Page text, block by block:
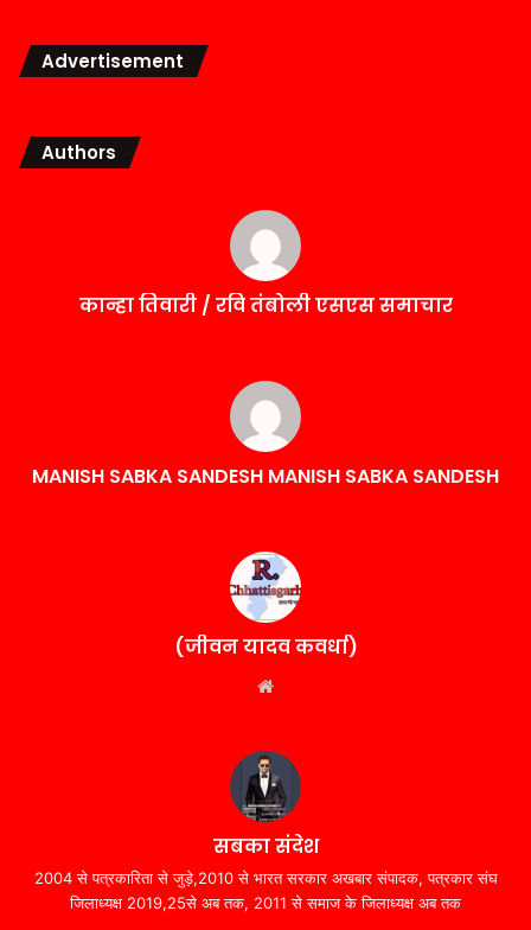
Advertisement
Authors
कान्हा तिवारी / रवि तंबोली एसएस समाचार
MANISH SABKA SANDESH MANISH SABKA SANDESH
(जीवन यादव कवर्धा)
सबका संदेश
2004 से पत्रकारिता से जुड़े,2010 से भारत सरकार अखबार संपादक, पत्रकार संघ
जिलाध्यक्ष 2019,25से अब तक, 2011 से समाज के जिलाध्यक्ष अब तक